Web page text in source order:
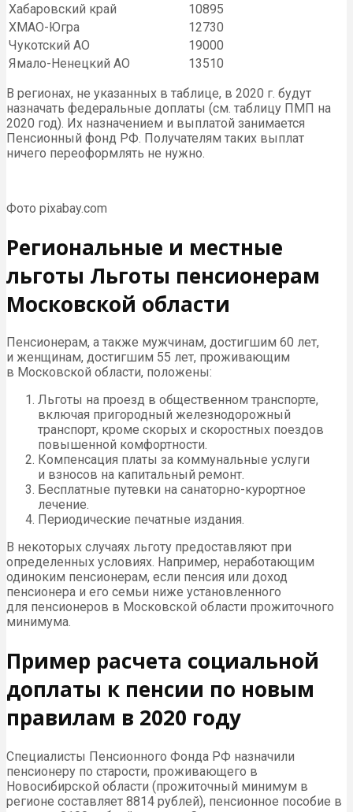
Хабаровский край
10895
ХМАО-Югра
12730
Чукотский АО
19000
Ямало-Ненецкий АО
13510
В регионах, не указанных в таблице, в 2020 г. будут
назначать федеральные доплаты (см. таблицу ПМП на
2020 год). Их назначением и выплатой занимается
Пенсионный фонд РФ. Получателям таких выплат
ничего переоформлять не нужно.
Фото pixabay.com
Региональные и местные
льготы Льготы пенсионерам
Московской области
Пенсионерам, а также мужчинам, достигшим 60 лет,
и женщинам, достигшим 55 лет, проживающим
в Московской области, положены:
Льготы на проезд в общественном транспорте,
включая пригородный железнодорожный
транспорт, кроме скорых и скоростных поездов
повышенной комфортности.
Компенсация платы за коммунальные услуги
и взносов на капитальный ремонт.
Бесплатные путевки на санаторно-курортное
лечение.
Периодические печатные издания.
В некоторых случаях льготу предоставляют при
определенных условиях. Например, неработающим
одиноким пенсионерам, если пенсия или доход
пенсионера и его семьи ниже установленного
для пенсионеров в Московской области прожиточного
минимума.
Пример расчета социальной
доплаты к пенсии по новым
правилам в 2020 году
Специалисты Пенсионного Фонда РФ назначили
пенсионеру по старости, проживающего в
Новосибирской области (прожиточный минимум в
регионе составляет 8814 рублей), пенсионное пособие в